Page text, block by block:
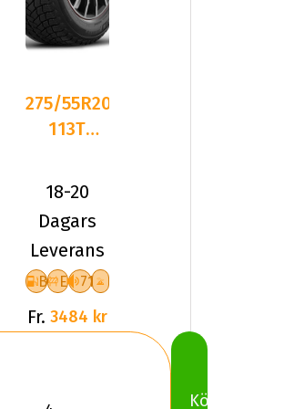
275/55R20
113T
X-ICE
SNOW
SUV
18-20
Dagars
Leverans
B E 71
Fr. 3484 kr
Köp